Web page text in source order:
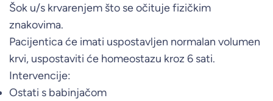
Šok u/s krvarenjem što se očituje fizičkim
znakovima.
Pacijentica će imati uspostavljen normalan volumen
krvi, uspostaviti će homeostazu kroz 6 sati.
Intervencije:
Ostati s babinjačom